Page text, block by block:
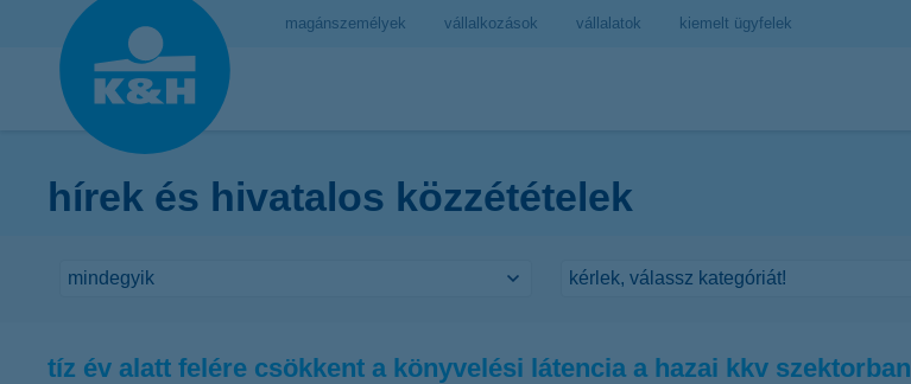
magánszemélyek vállalkozások vállalatok kiemelt ügyfelek
hírek és hivatalos közzétételek
tíz év alatt felére csökkent a könyvelési látencia a hazai kkv szektorban